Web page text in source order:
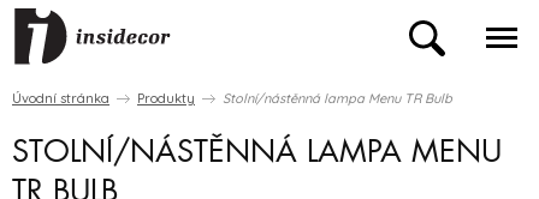
Úvodní stránka Produkty Stolní/nástěnná lampa Menu TR Bulb
STOLNÍ/NÁSTĚNNÁ LAMPA MENU